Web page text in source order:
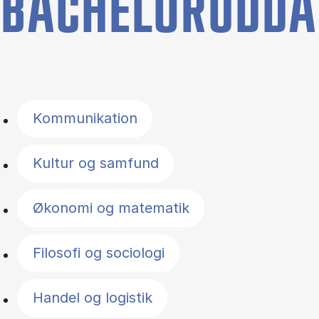
Kommunikation
Kultur og samfund
Økonomi og matematik
Filosofi og sociologi
Handel og logistik